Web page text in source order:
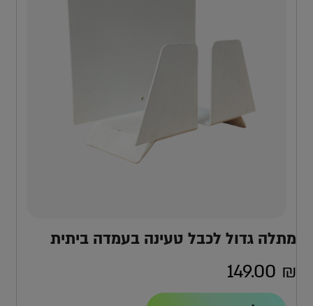
מתלה גדול לכבל טעינה בעמדה ביתית
149.00 ₪